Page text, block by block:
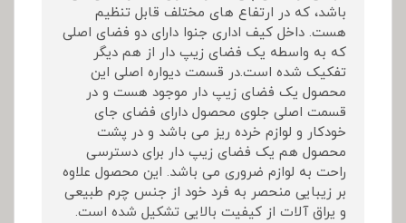
باشد، که در ارتفاع های مختلف قابل تنظیم
هست. داخل کیف اداری جنوا دارای دو فضای اصلی
که به واسطه یک فضای زیپ دار از هم دیگر
تفکیک شده است.در قسمت دیواره اصلی این
محصول یک فضای زیپ دار موجود هست و در
قسمت اصلی جلوی محصول دارای فضای جای
خودکار و لوازم خرده ریز می باشد و در پشت
محصول هم یک فضای زیپ دار برای دسترسی
راحت به لوازم ضروری می باشد. این محصول علاوه
بر زیبایی منحصر به فرد خود از جنس چرم طبیعی
و یراق آلات از کیفیت بالایی تشکیل شده است.